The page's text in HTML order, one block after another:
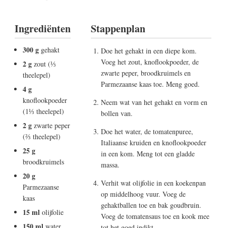
Ingrediënten
300 g gehakt
2 g zout (⅓
theelepel)
4 g
knoflookpoeder
(1⅓ theelepel)
2 g zwarte peper
(⅔ theelepel)
25 g
broodkruimels
20 g
Parmezaanse
kaas
15 ml olijfolie
Stappenplan
Doe het gehakt in een diepe kom.
Voeg het zout, knoflookpoeder, de
zwarte peper, broodkruimels en
Parmezaanse kaas toe. Meng goed.
Neem wat van het gehakt en vorm en
bollen van.
Doe het water, de tomatenpuree,
Italiaanse kruiden en knoflookpoeder
in een kom. Meng tot een gladde
massa.
Verhit wat olijfolie in een koekenpan
op middelhoog vuur. Voeg de
gehaktballen toe en bak goudbruin.
Voeg de tomatensaus toe en kook mee